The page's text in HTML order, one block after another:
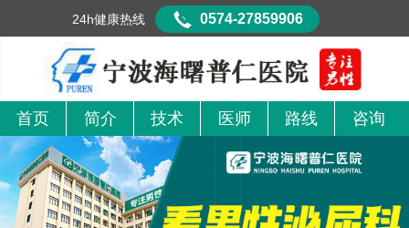
首页 简介 技术 医师 路线 咨询
24h健康热线 0574-27859906